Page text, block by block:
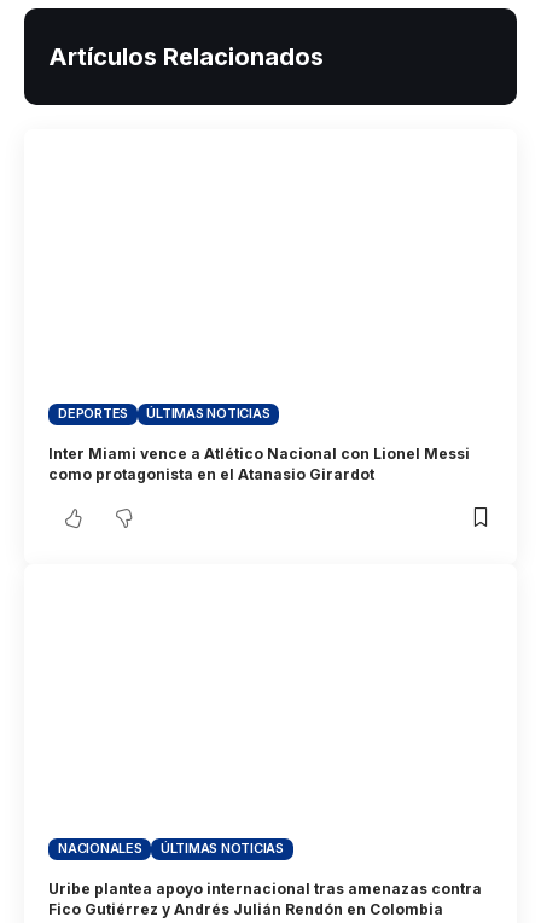
Artículos Relacionados
DEPORTES ÚLTIMAS NOTICIAS
Inter Miami vence a Atlético Nacional con Lionel Messi
como protagonista en el Atanasio Girardot
NACIONALES ÚLTIMAS NOTICIAS
Uribe plantea apoyo internacional tras amenazas contra
Fico Gutiérrez y Andrés Julián Rendón en Colombia